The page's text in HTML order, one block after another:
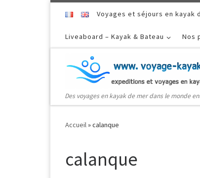
Voyages et séjours en kayak
Liveaboard – Kayak & Bateau Nos
Des voyages en kayak de mer dans le monde
Accueil»calanque
calanque